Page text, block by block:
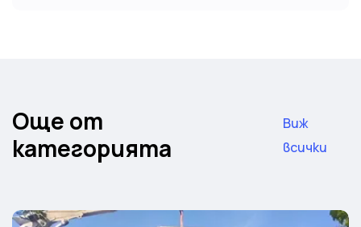
Още от
категорията
Виж
всички